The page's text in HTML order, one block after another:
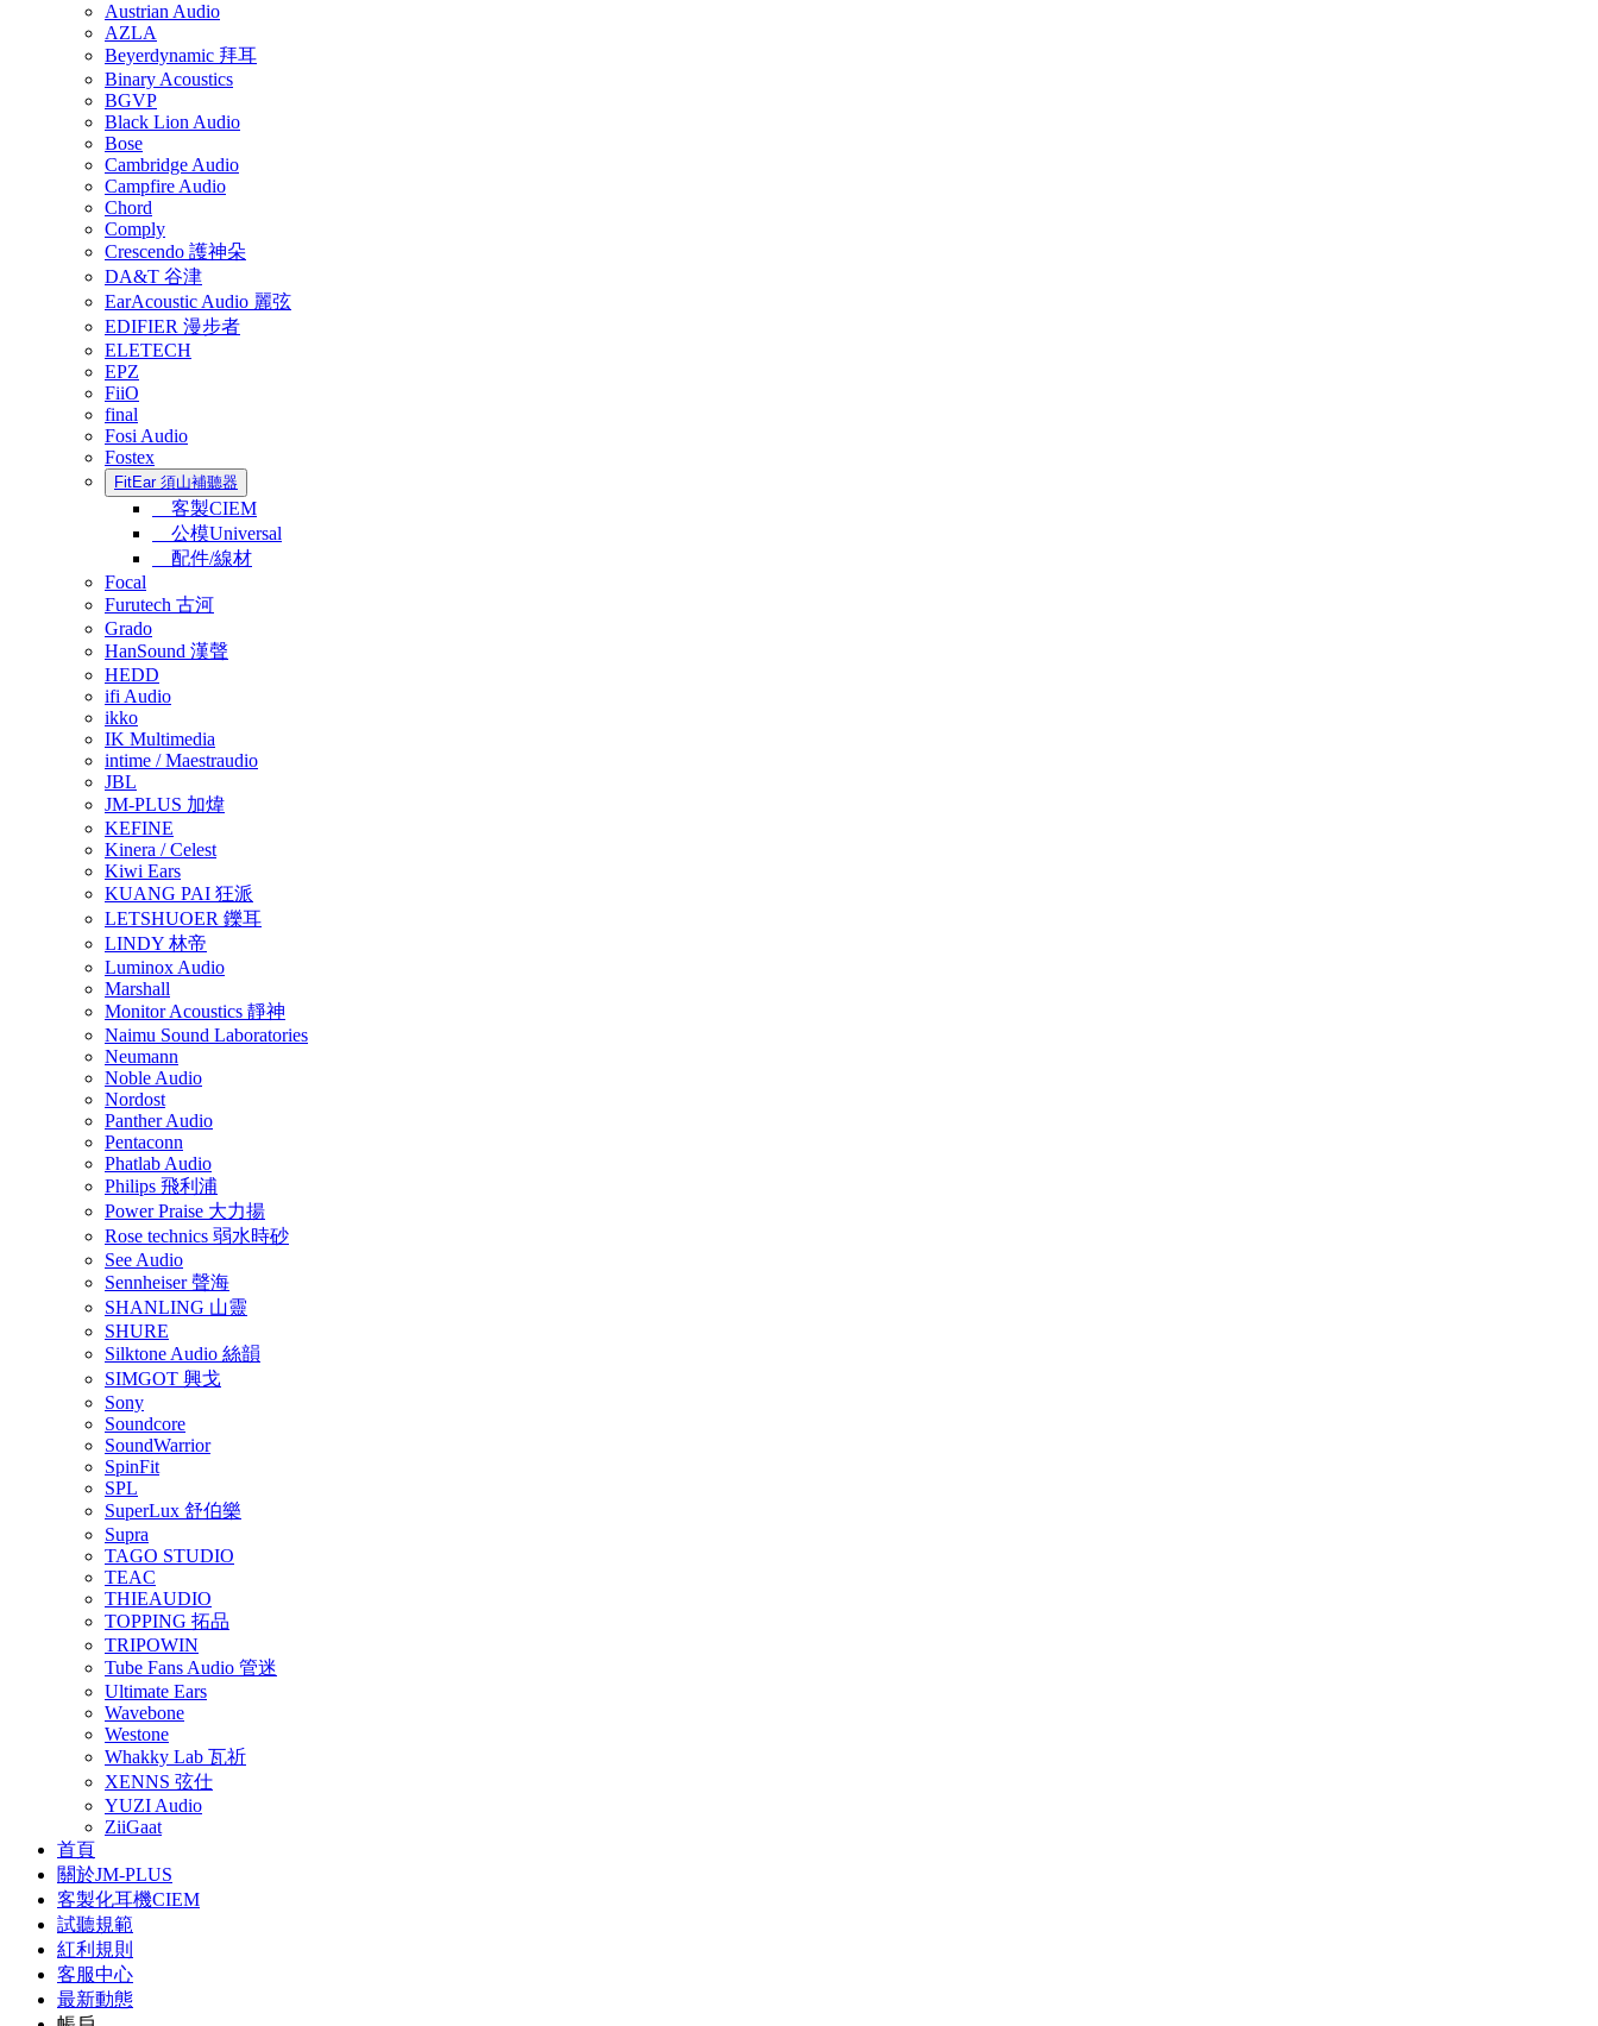
Austrian Audio
AZLA
Beyerdynamic 拜耳
Binary Acoustics
BGVP
Black Lion Audio
Bose
Cambridge Audio
Campfire Audio
Chord
Comply
Crescendo 護神朵
DA&T 谷津
EarAcoustic Audio 麗弦
EDIFIER 漫步者
ELETECH
EPZ
FiiO
final
Fosi Audio
Fostex
FitEar 須山補聽器
客製CIEM
公模Universal
配件/線材
Focal
Furutech 古河
Grado
HanSound 漢聲
HEDD
ifi Audio
ikko
IK Multimedia
intime / Maestraudio
JBL
JM-PLUS 加煒
KEFINE
Kinera / Celest
Kiwi Ears
KUANG PAI 狂派
LETSHUOER 鑠耳
LINDY 林帝
Luminox Audio
Marshall
Monitor Acoustics 靜神
Naimu Sound Laboratories
Neumann
Noble Audio
Nordost
Panther Audio
Pentaconn
Phatlab Audio
Philips 飛利浦
Power Praise 大力揚
Rose technics 弱水時砂
See Audio
Sennheiser 聲海
SHANLING 山靈
SHURE
Silktone Audio 絲韻
SIMGOT 興戈
Sony
Soundcore
SoundWarrior
SpinFit
SPL
SuperLux 舒伯樂
Supra
TAGO STUDIO
TEAC
THIEAUDIO
TOPPING 拓品
TRIPOWIN
Tube Fans Audio 管迷
Ultimate Ears
Wavebone
Westone
Whakky Lab 瓦祈
XENNS 弦仕
YUZI Audio
ZiiGaat
首頁
關於JM-PLUS
客製化耳機CIEM
試聽規範
紅利規則
客服中心
最新動態